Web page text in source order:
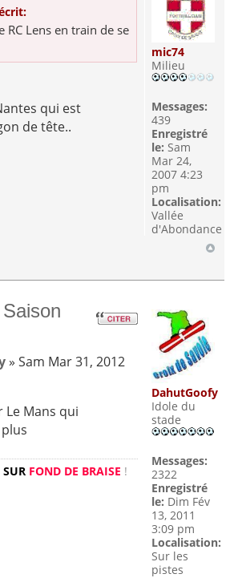
RC Lens en train de se
qui est
de tête..
mic74
Milieu
Messages:
439
Enregistré
le: Sam
Mar 24,
2007 4:23
pm
Localisation:
Vallée
d'Abondance
» Sam Mar 31, 2012
Le Mans qui
SUR FOND DE BRAISE !
DahutGoofy
Idole du
stade
Messages:
2322
Enregistré
le: Dim Fév
13, 2011
3:09 pm
Localisation:
Sur les
pistes